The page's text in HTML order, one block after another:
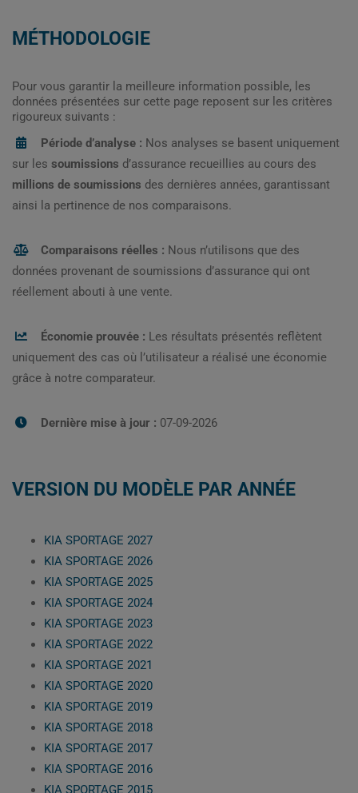
MÉTHODOLOGIE
Pour vous garantir la meilleure information possible, les
données présentées sur cette page reposent sur les critères
rigoureux suivants :
Période d’analyse : Nos analyses se basent uniquement
sur les soumissions d’assurance recueillies au cours des
millions de soumissions des dernières années, garantissant
ainsi la pertinence de nos comparaisons.
Comparaisons réelles : Nous n’utilisons que des
données provenant de soumissions d’assurance qui ont
réellement abouti à une vente.
Économie prouvée : Les résultats présentés reflètent
uniquement des cas où l’utilisateur a réalisé une économie
grâce à notre comparateur.
Dernière mise à jour : 07-09-2026
VERSION DU MODÈLE PAR ANNÉE
KIA SPORTAGE 2027
KIA SPORTAGE 2026
KIA SPORTAGE 2025
KIA SPORTAGE 2024
KIA SPORTAGE 2023
KIA SPORTAGE 2022
KIA SPORTAGE 2021
KIA SPORTAGE 2020
KIA SPORTAGE 2019
KIA SPORTAGE 2018
KIA SPORTAGE 2017
KIA SPORTAGE 2016
KIA SPORTAGE 2015